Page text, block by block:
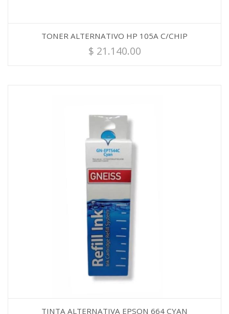
TONER ALTERNATIVO HP 105A C/CHIP
$ 21.140.00
TINTA ALTERNATIVA EPSON 664 CYAN